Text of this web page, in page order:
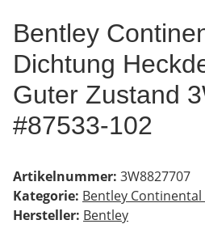
Bentley
Dichtung
Guter Zustand
#87533-102
Artikelnummer: 3W8827707
Kategorie: Bentley Continental
Hersteller: Bentley